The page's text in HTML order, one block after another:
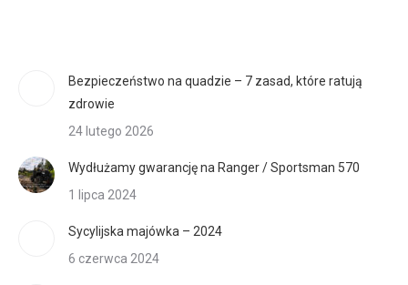
Bezpieczeństwo na quadzie – 7 zasad, które ratują
zdrowie
24 lutego 2026
Wydłużamy gwarancję na Ranger / Sportsman 570
1 lipca 2024
Sycylijska majówka – 2024
6 czerwca 2024